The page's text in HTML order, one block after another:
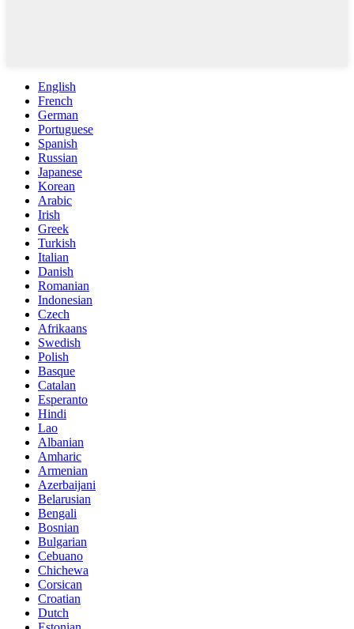
English
French
German
Portuguese
Spanish
Russian
Japanese
Korean
Arabic
Irish
Greek
Turkish
Italian
Danish
Romanian
Indonesian
Czech
Afrikaans
Swedish
Polish
Basque
Catalan
Esperanto
Hindi
Lao
Albanian
Amharic
Armenian
Azerbaijani
Belarusian
Bengali
Bosnian
Bulgarian
Cebuano
Chichewa
Corsican
Croatian
Dutch